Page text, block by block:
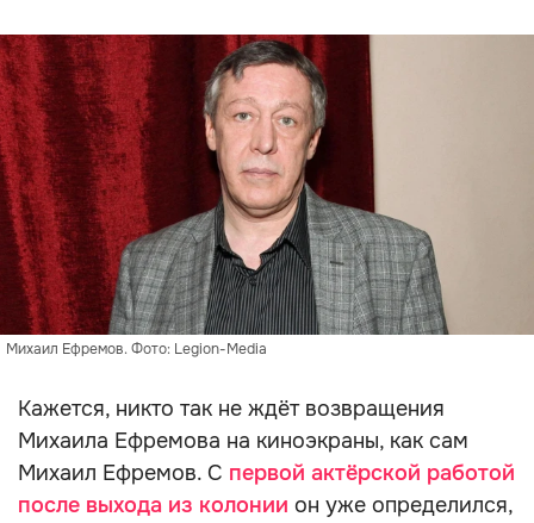
Михаил Ефремов. Фото: Legion-Media
Кажется, никто так не ждёт возвращения
Михаила Ефремова на киноэкраны, как сам
Михаил Ефремов. С первой актёрской работой
после выхода из колонии он уже определился,